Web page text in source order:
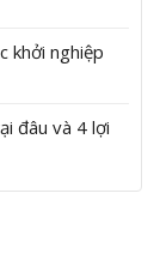
khởi nghiệp
đâu và 4 lợi